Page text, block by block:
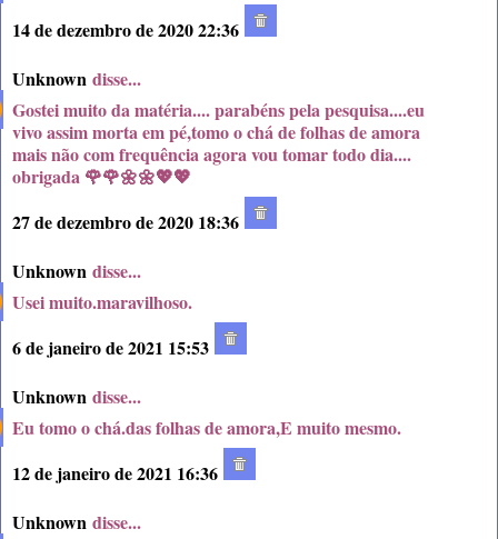
14 de dezembro de 2020 22:36
Unknown disse...
Gostei muito da matéria.... parabéns pela pesquisa....eu
vivo assim morta em pé,tomo o chá de folhas de amora
mais não com frequência agora vou tomar todo dia....
obrigada 🌹🌹🌼🌼💖💖
27 de dezembro de 2020 18:36
Unknown disse...
Usei muito.maravilhoso.
6 de janeiro de 2021 15:53
Unknown disse...
Eu tomo o chá.das folhas de amora,E muito mesmo.
12 de janeiro de 2021 16:36
Unknown disse...